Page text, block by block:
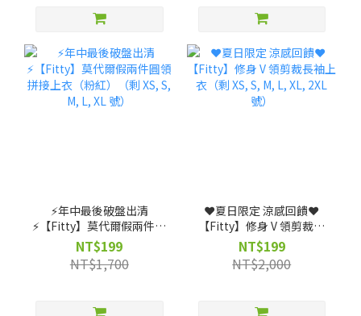
⚡️年中最後破盤出清
⚡️【Fitty】莫代爾假兩件圓
領拼接上衣（粉紅）（剩
XS, S, M, L, XL 號）
NT$199
NT$1,700
❤️夏日限定 涼感回饋❤️
【Fitty】修身 V 領剪裁長
袖上衣（剩 XS, S, M, L, XL,
2XL 號）
NT$199
NT$2,000